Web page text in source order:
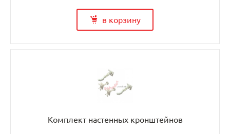
в корзину
Комплект настенных кронштейнов